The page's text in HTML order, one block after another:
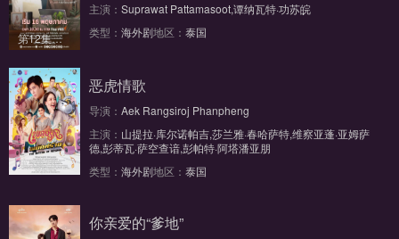
第12集完结
主演： Suprawat Pattamasoot,谭纳瓦特·功苏皖
类型： 海外剧地区： 泰国
第5集/共30集
恶虎情歌
导演： Aek Rangsiroj Phanpheng
主演： 山提拉·库尔诺帕吉,莎兰雅·春哈萨特,维察亚蓬·亚姆萨
德,彭蒂瓦·萨空查谙,彭帕特·阿塔潘亚朋
类型： 海外剧地区： 泰国
你亲爱的“爹地”